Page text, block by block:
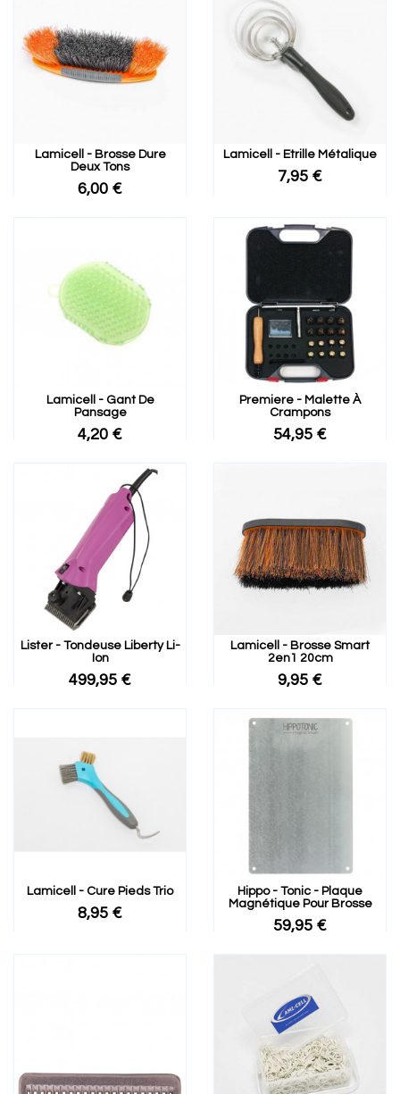
Lamicell - Brosse Dure
Deux Tons
6,00 €
Lamicell - Etrille Métalique
7,95 €
Lamicell - Gant De
Pansage
4,20 €
Premiere - Malette À
Crampons
54,95 €
Lister - Tondeuse Liberty Li-
Ion
499,95 €
Lamicell - Brosse Smart
2en1 20cm
9,95 €
Lamicell - Cure Pieds Trio
8,95 €
Hippo - Tonic - Plaque
Magnétique Pour Brosse
59,95 €